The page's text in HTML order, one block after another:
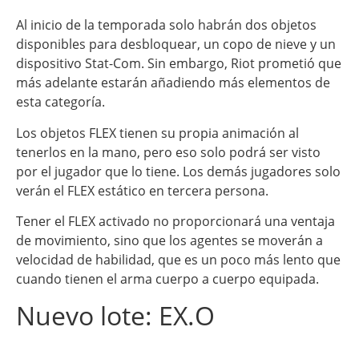
Al inicio de la temporada solo habrán dos objetos
disponibles para desbloquear, un copo de nieve y un
dispositivo Stat-Com. Sin embargo, Riot prometió que
más adelante estarán añadiendo más elementos de
esta categoría.
Los objetos FLEX tienen su propia animación al
tenerlos en la mano, pero eso solo podrá ser visto
por el jugador que lo tiene. Los demás jugadores solo
verán el FLEX estático en tercera persona.
Tener el FLEX activado no proporcionará una ventaja
de movimiento, sino que los agentes se moverán a
velocidad de habilidad, que es un poco más lento que
cuando tienen el arma cuerpo a cuerpo equipada.
Nuevo lote: EX.O